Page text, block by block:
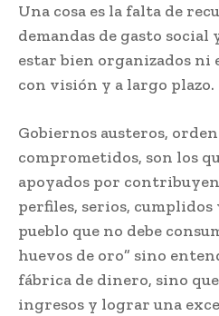
Una cosa es la falta de
demandas de gasto
estar bien organizados ni
con visión y a largo plazo.
Gobiernos austeros,
comprometidos, son los
apoyados por
perfiles, serios,
pueblo que no debe
huevos de oro” sino
fábrica de dinero, sino
ingresos y lograr una